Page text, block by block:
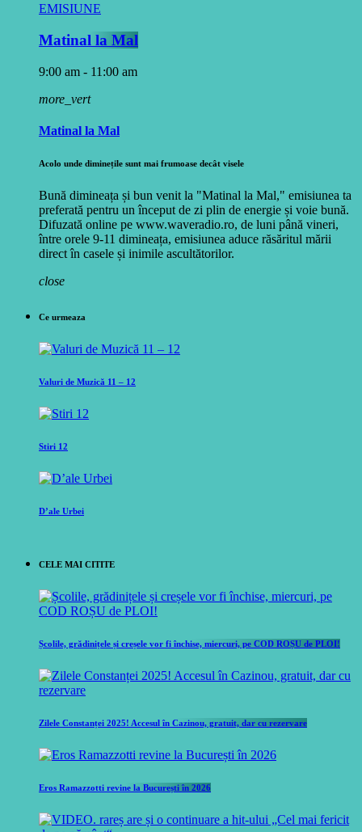
EMISIUNE
Matinal la Mal
9:00 am - 11:00 am
more_vert
Matinal la Mal
Acolo unde diminețile sunt mai frumoase decât visele
Bună dimineața și bun venit la "Matinal la Mal," emisiunea ta
preferată pentru un început de zi plin de energie și voie bună.
Difuzată online pe www.waveradio.ro, de luni până vineri,
între orele 9-11 dimineața, emisiunea aduce răsăritul mării
direct în casele și inimile ascultătorilor.
close
Ce urmeaza
Valuri de Muzică 11 – 12
Stiri 12
D’ale Urbei
CELE MAI CITITE
Școlile, grădinițele și creșele vor fi închise, miercuri, pe COD ROȘU de PLOI!
Zilele Constanței 2025! Accesul în Cazinou, gratuit, dar cu rezervare
Eros Ramazzotti revine la București în 2026